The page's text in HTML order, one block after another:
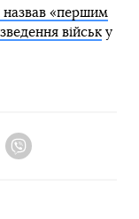
«першим
війську
Viber